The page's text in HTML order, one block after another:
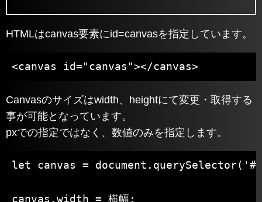
HTMLはcanvas要素にid=canvasを指定しています。
<canvas id="canvas"></canvas>
Canvasのサイズはwidth、heightにて変更・取得する
事が可能となっています。
pxでの指定ではなく、数値のみを指定します。
let canvas =
canvas.width = 横幅;